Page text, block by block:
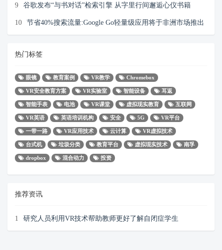
9 谷歌发布“与书对话”检索引擎 从字里行间邂逅心仪书籍
10 节省40%搜索流量:Google Go轻量级应用将于非洲市场推出
热门标签
眼镜 教育案例 VR教学 Chromebox
VR安全教育方案 VR实验室 智能设备 耳返
智能手表 电池 VR课堂 虚拟现实教育 互联网
VR英语 英语培训机构 安全 5G VR平台
一带一路 VR应用技术 云计算 VR虚拟技术
台式机 垃圾分类 教育平台 虚拟现实技术 南孚
dropbox 混合动力 投资
推荐资讯
1 研究人员利用VR技术帮助教师更好了解自闭症学生